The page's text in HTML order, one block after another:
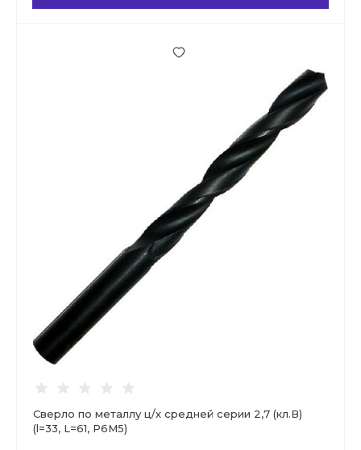
Сверло по металлу ц/х средней серии 2,7 (кл.В)
(l=33, L=61, Р6М5)